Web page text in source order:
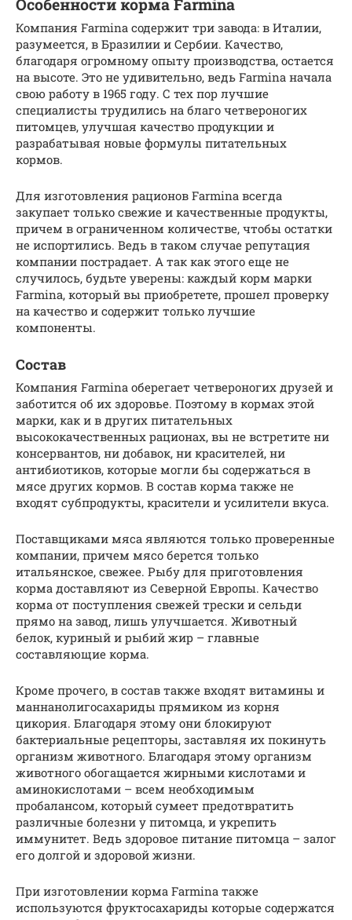
Особенности корма Farmina
Компания Farmina содержит три завода: в Италии,
разумеется, в Бразилии и Сербии. Качество,
благодаря огромному опыту производства, остается
на высоте. Это не удивительно, ведь Farmina начала
свою работу в 1965 году. С тех пор лучшие
специалисты трудились на благо четвероногих
питомцев, улучшая качество продукции и
разрабатывая новые формулы питательных
кормов.
Для изготовления рационов Farmina всегда
закупает только свежие и качественные продукты,
причем в ограниченном количестве, чтобы остатки
не испортились. Ведь в таком случае репутация
компании пострадает. А так как этого еще не
случилось, будьте уверены: каждый корм марки
Farmina, который вы приобретете, прошел проверку
на качество и содержит только лучшие
компоненты.
Состав
Компания Farmina оберегает четвероногих друзей и
заботится об их здоровье. Поэтому в кормах этой
марки, как и в других питательных
высококачественных рационах, вы не встретите ни
консервантов, ни добавок, ни красителей, ни
антибиотиков, которые могли бы содержаться в
мясе других кормов. В состав корма также не
входят субпродукты, красители и усилители вкуса.
Поставщиками мяса являются только проверенные
компании, причем мясо берется только
итальянское, свежее. Рыбу для приготовления
корма доставляют из Северной Европы. Качество
корма от поступления свежей трески и сельди
прямо на завод, лишь улучшается. Животный
белок, куриный и рыбий жир – главные
составляющие корма.
Кроме прочего, в состав также входят витамины и
маннанолигосахариды прямиком из корня
цикория. Благодаря этому они блокируют
бактериальные рецепторы, заставляя их покинуть
организм животного. Благодаря этому организм
животного обогащается жирными кислотами и
аминокислотами – всем необходимым
пробалансом, который сумеет предотвратить
различные болезни у питомца, и укрепить
иммунитет. Ведь здоровое питание питомца – залог
его долгой и здоровой жизни.
При изготовлении корма Farmina также
используются фруктосахариды которые содержатся